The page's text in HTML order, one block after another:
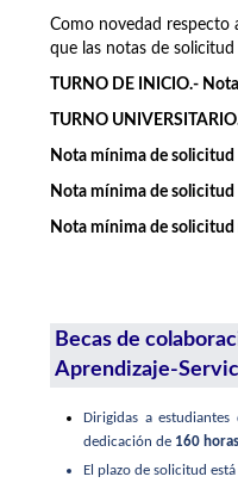
Como novedad respecto
que las notas de
TURNO DE INICIO.-
TURNO
Nota mínima de
Nota mínima de
Nota mínima de
Becas de
Aprendizaje-
Dirigidas a
dedicación de 160 horas
El plazo de solicitud